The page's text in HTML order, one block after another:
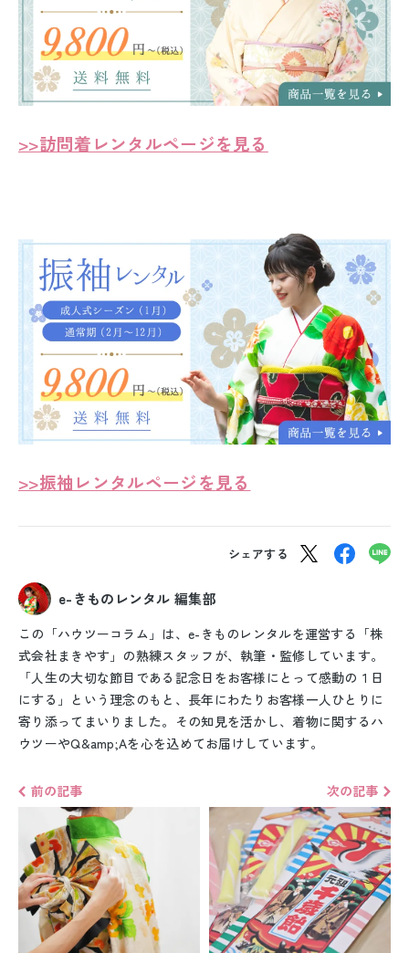
>>訪問着レンタルページを見る
>>振袖レンタルページを見る
シェアする
e-きものレンタル 編集部
この「ハウツーコラム」は、e-きものレンタルを運営する「株
式会社まきやす」の熟練スタッフが、執筆・監修しています。
「人生の大切な節目である記念日をお客様にとって感動の１日
にする」という理念のもと、長年にわたりお客様一人ひとりに
寄り添ってまいりました。その知見を活かし、着物に関するハ
ウツーやQ&amp;Aを心を込めてお届けしています。
前の記事 次の記事